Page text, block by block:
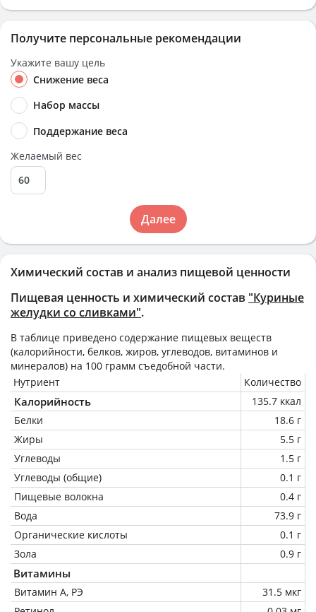
Химический состав и анализ пищевой ценности
Пищевая ценность и химический состав "Куриные
желудки со сливками".
В таблице приведено содержание пищевых веществ
(калорийности, белков, жиров, углеводов, витаминов и
минералов) на 100 грамм съедобной части.
Нутриент
Количество
Калорийность
135.7 ккал
Белки
18.6 г
Жиры
5.5 г
Углеводы
1.5 г
Углеводы (общие)
0.1 г
Пищевые волокна
0.4 г
Вода
73.9 г
Органические кислоты
0.1 г
Зола
0.9 г
Витамины
Витамин А, РЭ
31.5 мкг
Получите персональные рекомендации
Укажите вашу цель
Снижение веса
Набор массы
Поддержание веса
Желаемый вес
Далее